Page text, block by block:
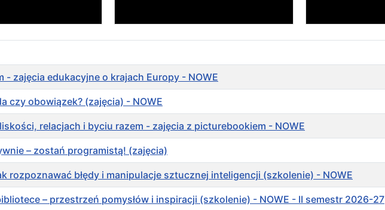
- zajęcia edukacyjne o krajach Europy - NOWE
czy obowiązek? (zajęcia) - NOWE
relacjach i byciu razem - zajęcia z picturebookiem - NOWE
– zostań programistą! (zajęcia)
rozpoznawać błędy i manipulacje sztucznej inteligencji (szkolenie) - NOWE
– przestrzeń pomysłów i inspiracji (szkolenie) - NOWE - II semestr 2026-27